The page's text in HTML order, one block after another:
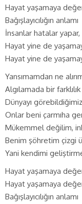
Hayat yaşamaya
Bağışlayıcılığın anlamı
İnsanlar hatalar
Hayat yine de
Hayat yine de
Yansımamdan ne
Algılamada bir farklılık
Dünyayı
Onlar beni çarmıha
Mükemmel değilim,
Benim şöhretim çizgi
Yani kendimi
Hayat yaşamaya
Hayat yaşamaya
Bağışlayıcılığın anlamı